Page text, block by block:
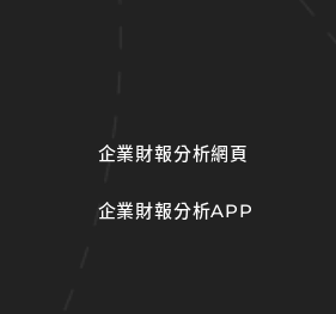
企業財報分析網頁
企業財報分析APP